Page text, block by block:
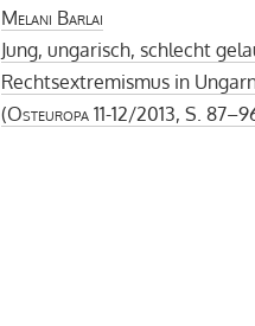
Melani Barlai
Jung, ungarisch, schlecht
Rechtsextremismus in
(Osteuropa 11-12/2013, S.